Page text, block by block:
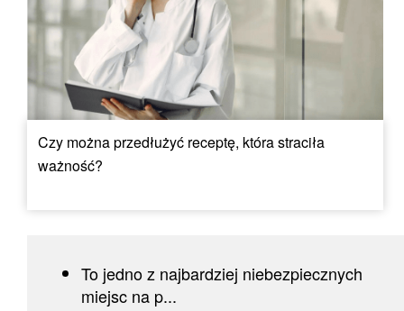
Czy można przedłużyć receptę, która straciła
ważność?
To jedno z najbardziej niebezpiecznych
miejsc na p...